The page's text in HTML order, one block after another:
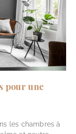
pour une
les chambres à